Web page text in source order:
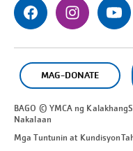
MAG-DONATE
BAGO © YMCA ng Kalakhang
Nakalaan
Mga Tuntunin at Kundisyon